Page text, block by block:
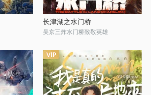
长津湖之水门桥
吴京三炸水门桥致敬英雄